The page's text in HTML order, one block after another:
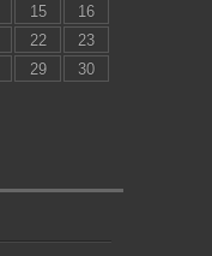
15
16
22
23
29
30